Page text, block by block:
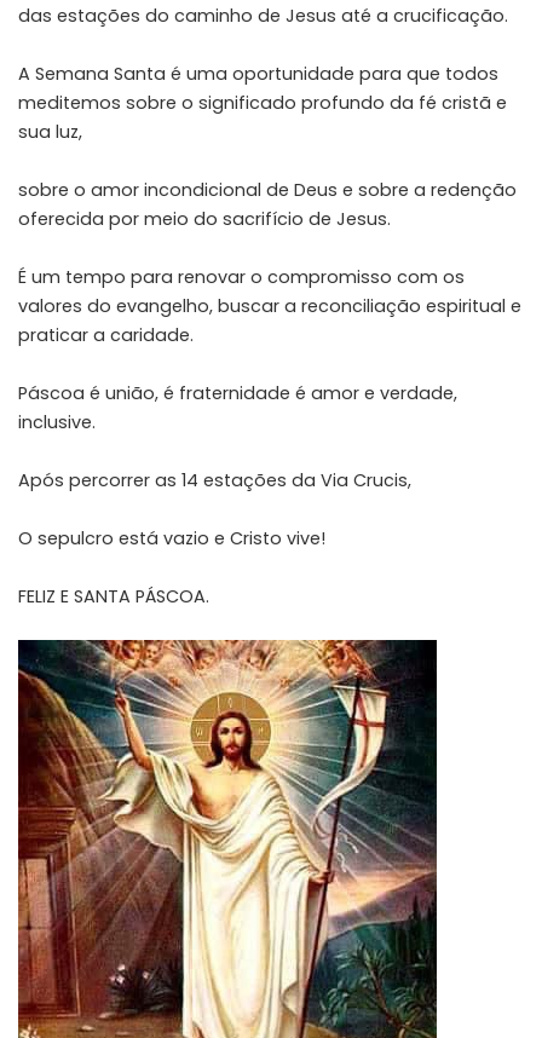
das estações do caminho de Jesus até a crucificação.
A Semana Santa é uma oportunidade para que todos
meditemos sobre o significado profundo da fé cristã e
sua luz,
sobre o amor incondicional de Deus e sobre a redenção
oferecida por meio do sacrifício de Jesus.
É um tempo para renovar o compromisso com os
valores do evangelho, buscar a reconciliação espiritual e
praticar a caridade.
Páscoa é união, é fraternidade é amor e verdade,
inclusive.
Após percorrer as 14 estações da Via Crucis,
O sepulcro está vazio e Cristo vive!
FELIZ E SANTA PÁSCOA.